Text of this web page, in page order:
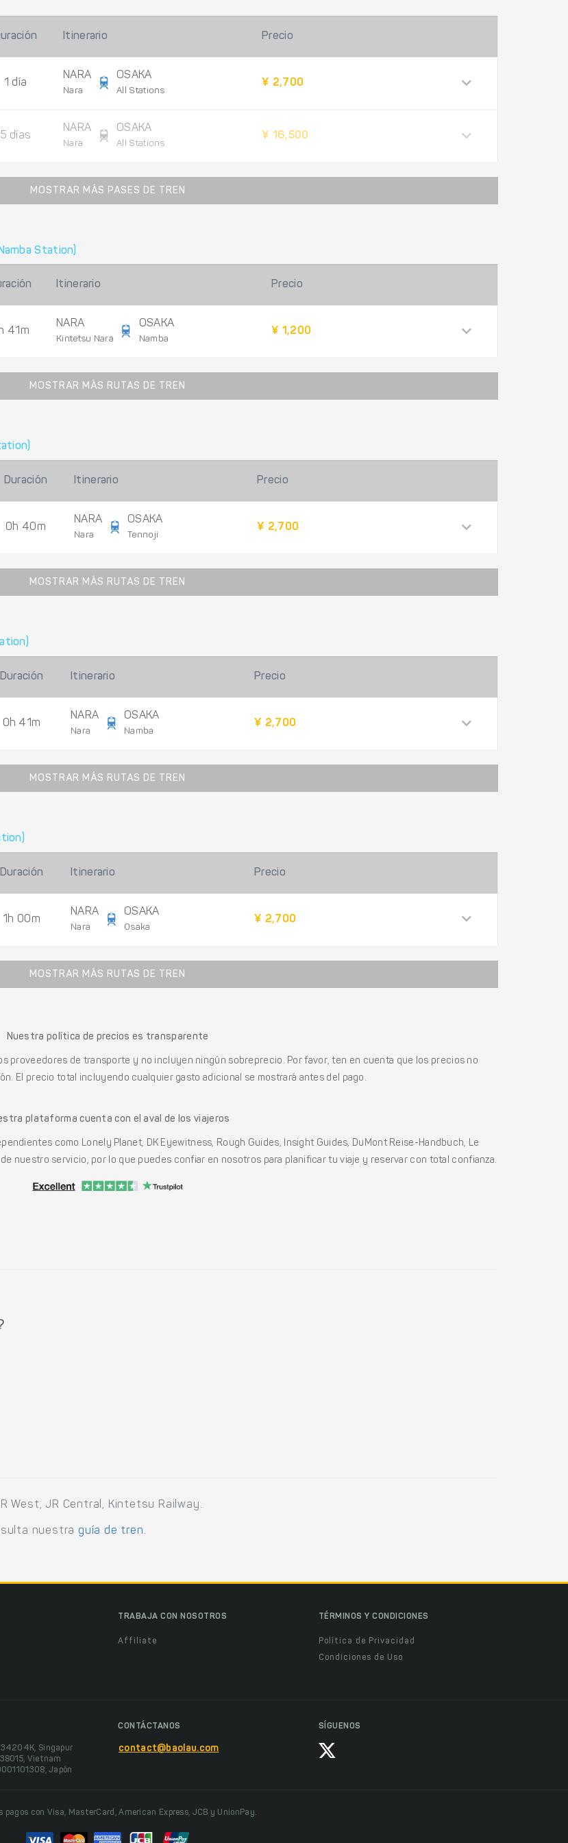
Itinerario Precio
1 día
NARA
Nara
OSAKA
All Stations
¥ 2,700
5 días
NARA
Nara
OSAKA
All Stations
¥ 16,500
MOSTRAR MÁS PASES DE TREN
Station)
Itinerario Precio
41m
NARA
Kintetsu Nara
OSAKA
Namba
¥ 1,200
MOSTRAR MÁS RUTAS DE TREN
Duración Itinerario Precio
0h 40m
NARA
Nara
OSAKA
Tennoji
¥ 2,700
MOSTRAR MÁS RUTAS DE TREN
Duración Itinerario Precio
0h 41m
NARA
Nara
OSAKA
Namba
¥ 2,700
MOSTRAR MÁS RUTAS DE TREN
Duración Itinerario Precio
1h 00m
NARA
Nara
OSAKA
Osaka
¥ 2,700
MOSTRAR MÁS RUTAS DE TREN
Nuestra política de precios es transparente
proveedores de transporte y no incluyen ningún sobreprecio. Por favor, ten en cuenta que los precios no
El precio total incluyendo cualquier gasto adicional se mostrará antes del pago.
plataforma cuenta con el aval de los viajeros
como Lonely Planet, DK Eyewitness, Rough Guides, Insight Guides, DuMont Reise-Handbuch, Le
nuestro servicio, por lo que puedes confiar en nosotros para planificar tu viaje y reservar con total confianza.
West, JR Central, Kintetsu Railway.
nuestra guía de tren.
TRABAJA CON NOSOTROS
Affiliate
TÉRMINOS Y CONDICIONES
Política de Privacidad
Condiciones de Uso
Singapur
Vietnam
Japón
CONTÁCTANOS
contact@baolau.com
SÍGUENOS
pagos con Visa, MasterCard, American Express, JCB y UnionPay.